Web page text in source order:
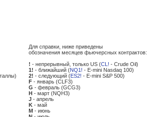
Для справки, ниже приведены
обозначения месяцев фьючерсных контрактов:
! - непрерывный, только US (CL! - Crude Oil)
1! - ближайший (NQ1! - E-mini Nasdaq 100)
2! - следующий (ES2! - E-mini S&P 500)
F - январь (CLF3)
G - февраль (GCG3)
H - март (NQH3)
J - апрель
K - май
M - июнь